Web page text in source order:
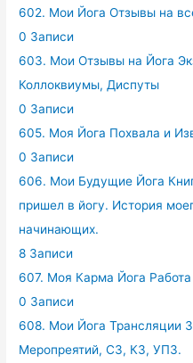
602. Мои Йога Отзывы на
0 Записи
603. Мои Отзывы на Йога
Коллоквиумы, Диспуты
0 Записи
605. Моя Йога Похвала и
0 Записи
606. Мои Будущие Йога
пришел в йогу. История
начинающих.
8 Записи
607. Моя Карма Йога Работа
0 Записи
608. Мои Йога Трансляции
Меропреятий, СЗ, КЗ, УПЗ.